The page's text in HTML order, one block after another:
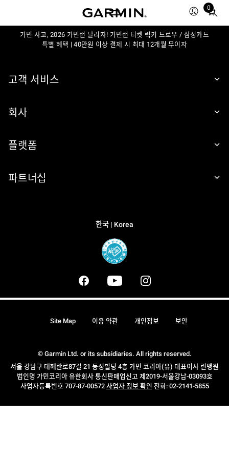
0
Total
items
in
가민 사고, 2026 가민런 달리자! 가민런 티켓 럭키 드로우 / 삼성카드
특별 혜택 | 40만원 이상 결제 시 최대 12개월 무이자
고객 서비스
회사
플랫폼
파트너십
한국 | Korea
© Garmin Ltd. or its subsidiaries. All rights reserved.
서울 강남구 테헤란로87길 21 동성빌딩 4층 가민 코리아(유) 대표이사 린맹원
법인명 가민코리아 유한회사 통신판매업신고 제2019-서울강남-03093호
사업자등록번호 707-87-00572 사업자 정보 확인 전화: 02-2141-5855
Site Map 이용 약관 개인정보 보안